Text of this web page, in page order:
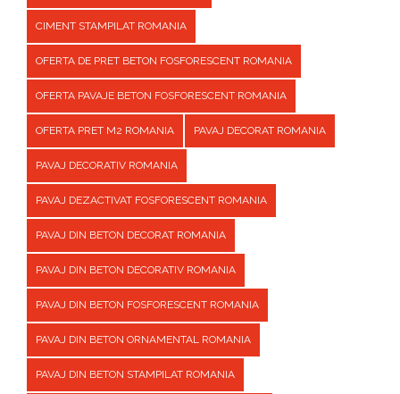
CIMENT STAMPILAT ROMANIA
OFERTA DE PRET BETON FOSFORESCENT ROMANIA
OFERTA PAVAJE BETON FOSFORESCENT ROMANIA
OFERTA PRET M2 ROMANIA PAVAJ DECORAT ROMANIA
PAVAJ DECORATIV ROMANIA
PAVAJ DEZACTIVAT FOSFORESCENT ROMANIA
PAVAJ DIN BETON DECORAT ROMANIA
PAVAJ DIN BETON DECORATIV ROMANIA
PAVAJ DIN BETON FOSFORESCENT ROMANIA
PAVAJ DIN BETON ORNAMENTAL ROMANIA
PAVAJ DIN BETON STAMPILAT ROMANIA